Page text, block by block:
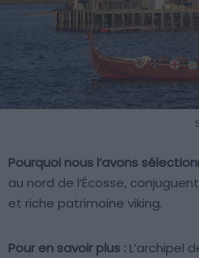
Pourquoi nous l’avons
au nord de l’Écosse,
et riche patrimoine viking.
Pour en savoir plus : L’archipel